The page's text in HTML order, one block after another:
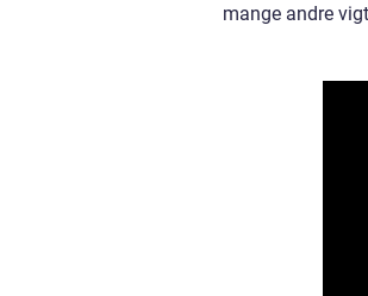
mange andre